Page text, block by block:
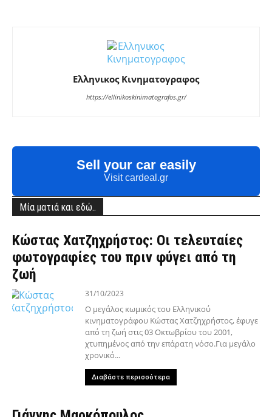
Ελληνικος Κινηματογραφος
https://ellinikoskinimatografos.gr/
Sell your car easily
Visit cardeal.gr
Μία ματιά και εδώ..
Κώστας Χατζηχρήστος: Οι τελευταίες
φωτογραφίες του πριν φύγει από τη
ζωή
31/10/2023
Ο μεγάλος κωμικός του Ελληνικού
κινηματογράφου Κώστας Χατζηχρήστος, έφυγε
από τη ζωή στις 03 Οκτωβρίου του 2001,
χτυπημένος από την επάρατη νόσο.Για μεγάλο
χρονικό...
Διαβάστε περισσότερα